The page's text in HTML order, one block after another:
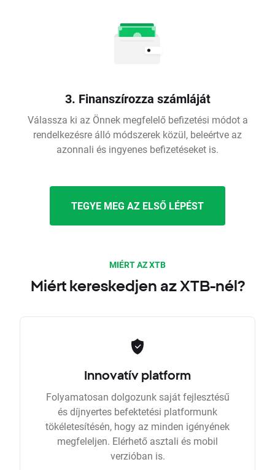
3. Finanszírozza számláját
Válassza ki az Önnek megfelelő befizetési módot a
rendelkezésre álló módszerek közül, beleértve az
azonnali és ingyenes befizetéseket is.
TEGYE MEG AZ ELSŐ LÉPÉST
MIÉRT AZ XTB
Miért kereskedjen az XTB-nél?
Innovatív platform
Folyamatosan dolgozunk saját fejlesztésű
és díjnyertes befektetési platformunk
tökéletesítésén, hogy az minden igényének
megfeleljen. Elérhető asztali és mobil
verzióban is.